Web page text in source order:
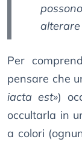
alterare
Per
pensare che
iacta est»)
occultarla in
a colori